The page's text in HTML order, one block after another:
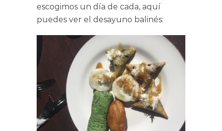
escogimos un día de cada, aquí
puedes ver el desayuno balinés: